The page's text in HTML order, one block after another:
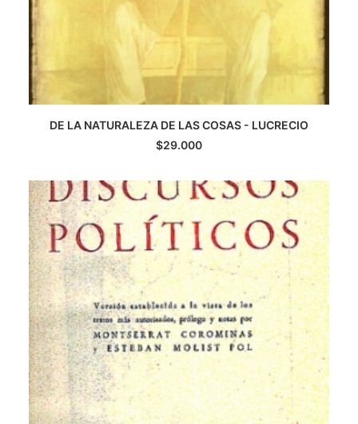
LEER MÁS
DE LA NATURALEZA DE LAS COSAS - LUCRECIO
$29.000